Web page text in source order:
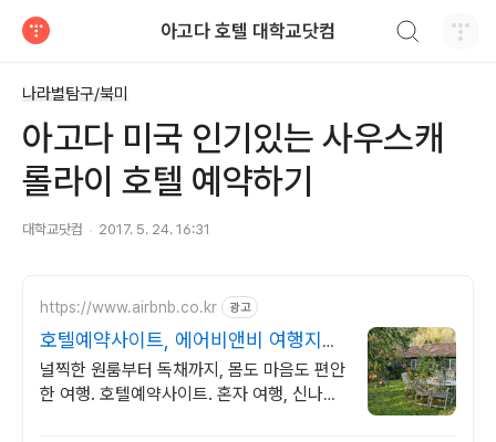
아고다 호텔 대학교닷컴
나라별탐구/북미
아고다 미국 인기있는 사우스캐
롤라이 호텔 예약하기
대학교닷컴 2017. 5. 24. 16:31
https://www.airbnb.co.kr 광고
호텔예약사이트, 에어비앤비 여행지에
서도 우리집처럼
널찍한 원룸부터 독채까지, 몸도 마음도 편안
한 여행. 호텔예약사이트. 혼자 여행, 신나는